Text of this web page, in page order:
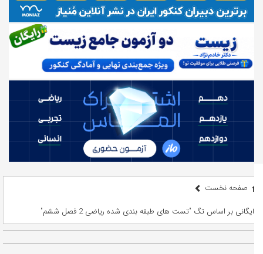
صفحه نخست
بایگانی بر اساس تگ "تست های طبقه بندی شده ریاضی 2 فصل ششم"